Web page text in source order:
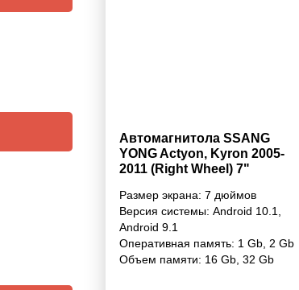
Автомагнитола SSANG
YONG Actyon, Kyron 2005-
2011 (Right Wheel) 7"
Размер экрана: 7 дюймов
Версия системы: Android 10.1
Android 9.1
Оперативная память: 1 Gb 2 Gb
Объем памяти: 16 Gb 32 Gb